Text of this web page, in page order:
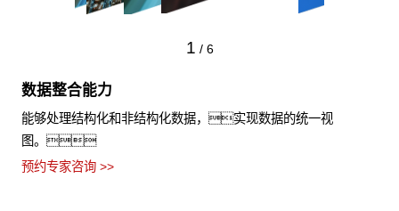
1 / 6
数据整合能力
能够处理结构化和非结构化数据，实现数据的统一视
图。
预约专家咨询 >>